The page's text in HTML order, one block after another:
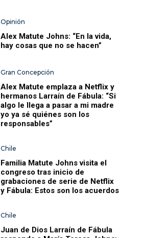
Opinión
Alex Matute Johns: “En la vida,
hay cosas que no se hacen”
Gran Concepción
Alex Matute emplaza a Netflix y
hermanos Larraín de Fábula: “Si
algo le llega a pasar a mi madre
yo ya sé quiénes son los
responsables”
Chile
Familia Matute Johns visita el
congreso tras inicio de
grabaciones de serie de Netflix
y Fábula: Estos son los acuerdos
Chile
Juan de Dios Larraín de Fábula